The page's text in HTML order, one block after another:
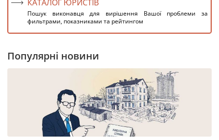
КАТАЛОГ ЮРИСТІВ
Пошук виконавця для вирішення Вашої проблеми за
фильтрами, показниками та рейтингом
Популярні новини